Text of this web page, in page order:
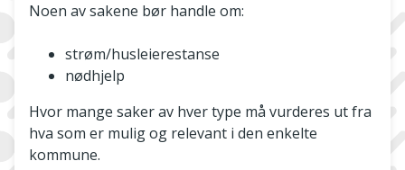
Noen av sakene bør handle om:
strøm/husleierestanse
nødhjelp
Hvor mange saker av hver type må vurderes ut fra
hva som er mulig og relevant i den enkelte
kommune.